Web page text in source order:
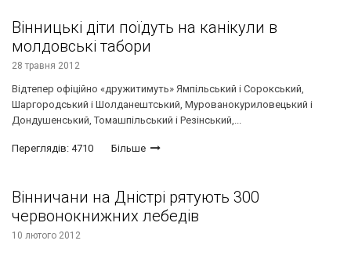
Вінницькі діти поїдуть на канікули в
молдовські табори
28 травня 2012
Відтепер офіційно «дружитимуть» Ямпільський і Сорокський,
Шаргородський і Шолданештський, Мурованокуриловецький і
Дондушенський, Томашпільський і Резінський,...
Переглядів: 4710 Більше
Вінничани на Дністрі рятують 300
червонокнижних лебедів
10 лютого 2012